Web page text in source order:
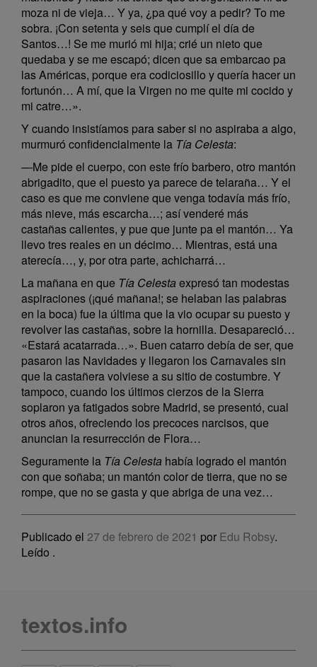
moza ni de vieja… Y ya, ¿pa qué voy a pedir? To me
sobra. ¡Con setenta y seis que cumplí el día de
Santos…! Se me murió mi hija; crié un nieto que
quedaba y se me escapó; dicen que sa embarcao pa
las Américas, porque era codiciosillo y quería hacer un
fortunón… A mí, que la Virgen no me quite mi cocido y
mi catre…».
Y cuando insistíamos para saber si no aspiraba a algo,
murmuró confidencialmente la Tía Celesta:
—Me pide el cuerpo, con este frío barbero, otro mantón
abrigadito, que el puesto ya parece de telaraña… Y el
caso es que me conviene que venga todavía más frío,
más nieve, más escarcha…; así venderé más
castañas calientes, y pue que junte pa el mantón… Ya
llevo tres reales en un décimo… Mientras, está una
aterecía…, y, por otra parte, achicharrá…
La mañana en que Tía Celesta expresó tan modestas
aspiraciones (¡qué mañana!; se helaban las palabras
en la boca) fue la última que la vio ocupar su puesto y
revolver las castañas, sobre la hornilla. Desapareció…
«Estará acatarrada…». Buen catarro debía de ser, que
pasaron las Navidades y llegaron los Carnavales sin
que la castañera volviese a su sitio de costumbre. Y
tampoco, cuando los últimos cierzos de la Sierra
soplaron ya fatigados sobre Madrid, se presentó, cual
otros años, ofreciendo los precoces narcisos, que
anuncian la resurrección de Flora…
Seguramente la Tía Celesta había logrado el mantón
con que soñaba; un mantón color de tierra, que no se
rompe, que no se gasta y que abriga de una vez…
Publicado el 27 de febrero de 2021 por Edu Robsy.
Leído .
textos.info